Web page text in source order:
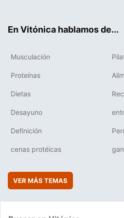
En Vitónica hablamos de...
Musculación
Proteínas
Dietas
Desayuno
Definición
cenas protéicas
VER MÁS TEMAS